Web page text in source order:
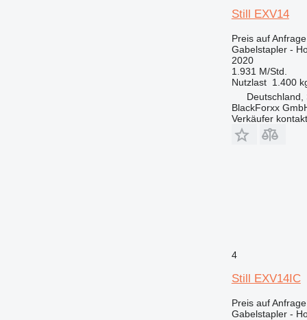
Still EXV14
Preis auf Anfrage
Gabelstapler -
2020
1.931 M/Std.
Nutzlast 1.400
Deutschland,
BlackForxx
Verkäufer
4
Still EXV14IC
Preis auf Anfrage
Gabelstapler -